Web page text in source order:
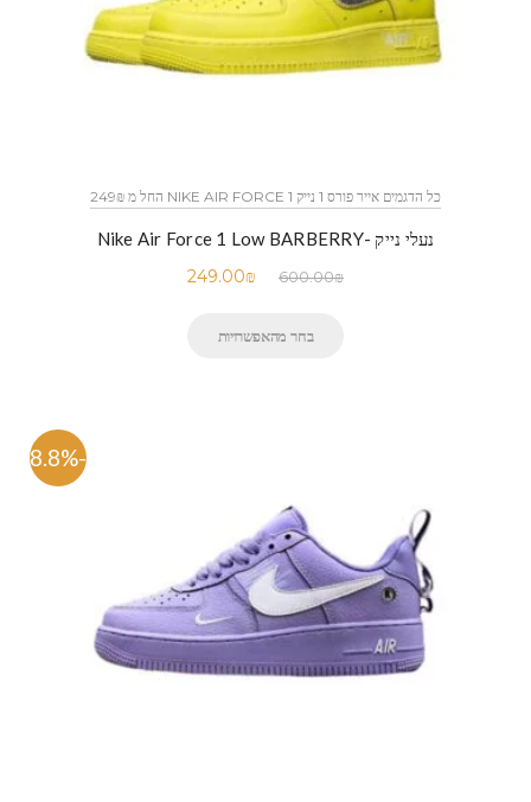
כל הדגמים אייר פורס 1 נייק NIKE AIR FORCE 1 החל מ 249₪
נעלי נייק -Nike Air Force 1 Low BARBERRY
600.00₪
249.00₪
בחר מהאפשרויות
-48.8%